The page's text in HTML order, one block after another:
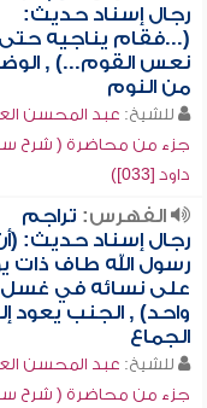
رجال إسناد حديث:
(...فقام يناجيه حتى
نعس القوم...) ,
من النوم
للشيخ: عبد المحسن
جزء من محاضرة ( شرح
داود [033])
الفهرس: تراجم
رجال إسناد حديث:
رسول الله طاف ذات
على نسائه في غسل
واحد) , الجنب يعود
الجماع
للشيخ: عبد المحسن
جزء من محاضرة ( شرح